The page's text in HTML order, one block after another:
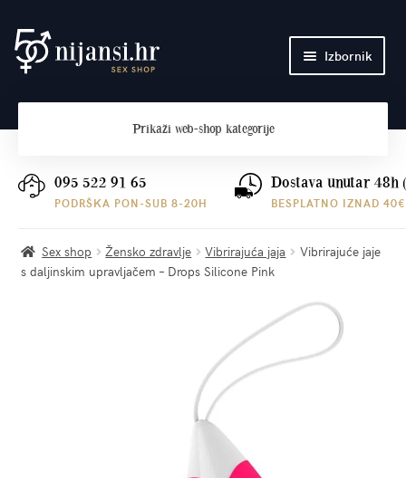
Preskoči
na
Skoči
do
Izbornik
Plaćanje i dostava
Prikaži web-shop kategorije
095 522 91 65
PODRŠKA PON-SUB 8-20H
Dostava unutar 48h
BESPLATNO IZNAD 40€
Sex shop Žensko zdravlje Vibrirajuća jaja
Vibrirajuće jaje
s daljinskim upravljačem – Drops Silicone Pink